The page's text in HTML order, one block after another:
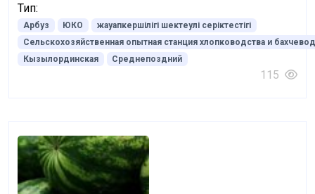
Тип:
Арбуз ЮКО
жауапкершілігі шектеулі серіктестігі
Сельскохозяйственная опытная станция хлопководства и
Кызылординская
Среднепоздний
115